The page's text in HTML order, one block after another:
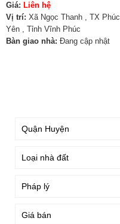
Giá: Liên hệ
Vị trí: Xã Ngọc Thanh , TX Phúc
Yên , Tỉnh Vĩnh Phúc
Bàn giao nhà: Đang cập nhật